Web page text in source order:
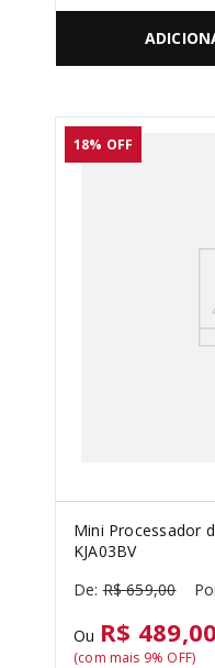
18% OFF
Mini Processador
KJA03BV
R$ 659,00
Ou R$ 489,00
(com mais 9% OFF)